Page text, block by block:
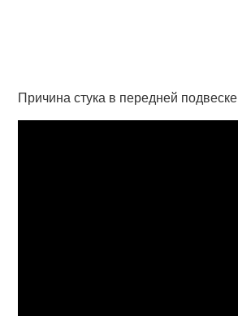
Причина стука в передней подвеске